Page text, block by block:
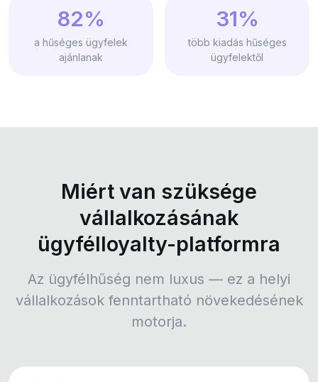
82%
a hűséges ügyfelek
ajánlanak
31%
több kiadás hűséges
ügyfelektől
Miért van szüksége
vállalkozásának
ügyfélloyalty-platformra
Az ügyfélhűség nem luxus — ez a helyi
vállalkozások fenntartható növekedésének
motorja.